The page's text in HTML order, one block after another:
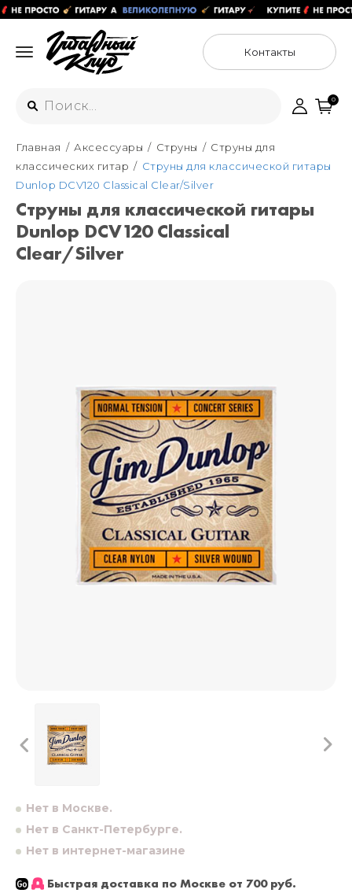
Контакты
Интернет-магазин
+7 (925) 125-54-44
Москва
+7 (925) 176-55-65
ул. Большая Новодмитровская 36с15,
"ФЛАКОН"
Санкт-Петербург
+7 (929) 179-15-49
0
Главная Аксессуары Струны
Струны для
классических гитар
Струны для классической гитары
Dunlop DCV120 Classical Clear/Silver
Струны для классической гитары
Dunlop DCV120 Classical
Clear/Silver
Нет в Москве.
Нет в Санкт-Петербурге.
Нет в интернет-магазине
Быстрая доставка по Москве от 700 руб.